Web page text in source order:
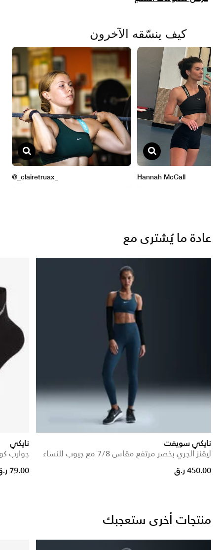
عادة ما يُشترى مع
نايكي سويفت
ليقنز الجري بخصر مرتفع مقاس 7/8 مع جيوب للنساء
450.00 ر.ق
نايكي
جوارب
79.00 ر.ق
منتجات أخرى ستعجبك